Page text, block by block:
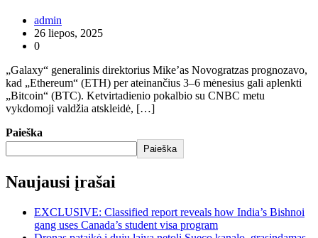
admin
26 liepos, 2025
0
„Galaxy“ generalinis direktorius Mike’as Novogratzas prognozavo,
kad „Ethereum“ (ETH) per ateinančius 3–6 mėnesius gali aplenkti
„Bitcoin“ (BTC). Ketvirtadienio pokalbio su CNBC metu
vykdomoji valdžia atskleidė, […]
Paieška
Paieška
Naujausi įrašai
EXCLUSIVE: Classified report reveals how India’s Bishnoi
gang uses Canada’s student visa program